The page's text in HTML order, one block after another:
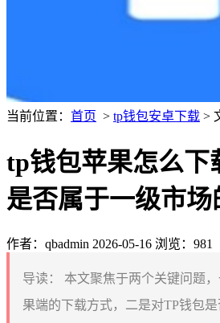
当前位置： 首页 > tp钱包安卓下载 >
tp钱包苹果怎么下
是否属于一级市场
作者：qbadmin 2026-05-16 浏览：981
导读：
本文聚焦于两个关键问题
果端的下载方式，二是对TP钱包